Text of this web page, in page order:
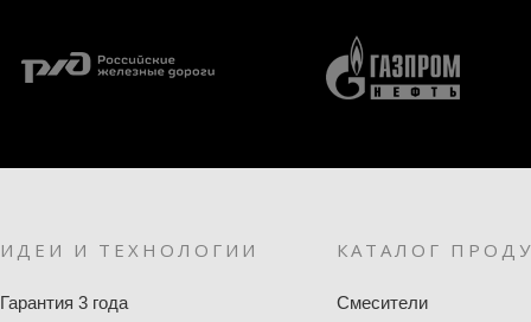
ИДЕИ И ТЕХНОЛОГИИ
Гарантия 3 года
КАТАЛОГ
Смесители